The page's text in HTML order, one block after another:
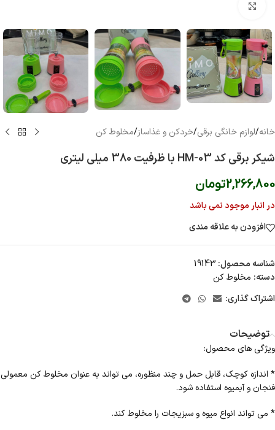
خانه/لوازم خانگی برقی/خردکن و غذاساز/مخلوط کن
شیکر برقی کد HM-03 با ظرفیت 380 میلی لیتری
2,266,800تومان
در انبار موجود نمی باشد
افزودن به علاقه مندی
شناسه محصول: 19143
دسته: مخلوط کن
اشتراک گذاری:
توضیحات
ویژگی های محصول:
* اندازه کوچک، قابل حمل و چند منظوره، می تواند به عنوان مخلوط کن معمولی
فنجان و آبمیوه استفاده شود.
* می تواند انواع میوه و سبزیجات را مخلوط کند.